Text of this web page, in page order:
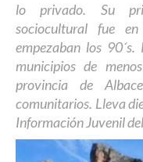
lo privado. Su
sociocultural fue en
empezaban los
municipios de
provincia de
comunitarios. Lleva
Información Juvenil